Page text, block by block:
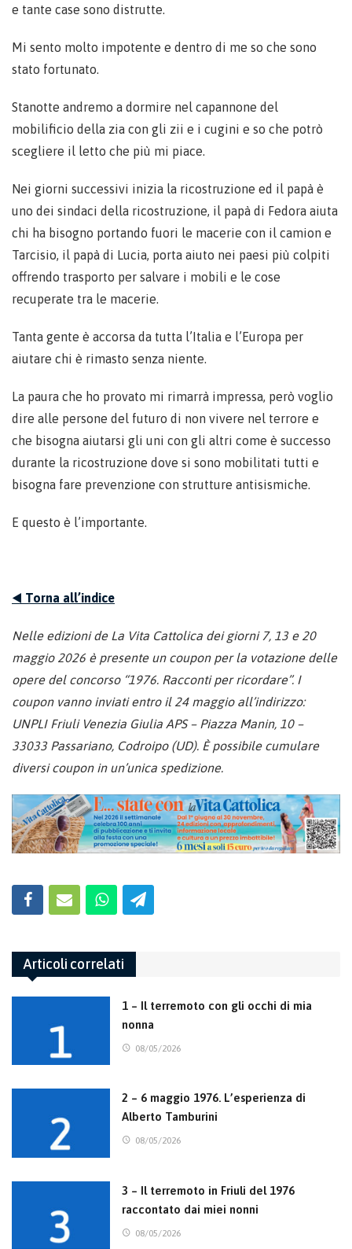
e tante case sono distrutte.
Mi sento molto impotente e dentro di me so che sono
stato fortunato.
Stanotte andremo a dormire nel capannone del
mobilificio della zia con gli zii e i cugini e so che potrò
scegliere il letto che più mi piace.
Nei giorni successivi inizia la ricostruzione ed il papà è
uno dei sindaci della ricostruzione, il papà di Fedora aiuta
chi ha bisogno portando fuori le macerie con il camion e
Tarcisio, il papà di Lucia, porta aiuto nei paesi più colpiti
offrendo trasporto per salvare i mobili e le cose
recuperate tra le macerie.
Tanta gente è accorsa da tutta l’Italia e l’Europa per
aiutare chi è rimasto senza niente.
La paura che ho provato mi rimarrà impressa, però voglio
dire alle persone del futuro di non vivere nel terrore e
che bisogna aiutarsi gli uni con gli altri come è successo
durante la ricostruzione dove si sono mobilitati tutti e
bisogna fare prevenzione con strutture antisismiche.
E questo è l’importante.
◀️ Torna all’indice
Nelle edizioni de La Vita Cattolica dei giorni 7, 13 e 20
maggio 2026 è presente un coupon per la votazione delle
opere del concorso “1976. Racconti per ricordare”. I
coupon vanno inviati entro il 24 maggio all’indirizzo:
UNPLI Friuli Venezia Giulia APS – Piazza Manin, 10 –
33033 Passariano, Codroipo (UD). È possibile cumulare
diversi coupon in un’unica spedizione.
Articoli correlati
1 – Il terremoto con gli occhi di mia
nonna
08/05/2026
2 – 6 maggio 1976. L’esperienza di
Alberto Tamburini
08/05/2026
3 – Il terremoto in Friuli del 1976
raccontato dai miei nonni
08/05/2026